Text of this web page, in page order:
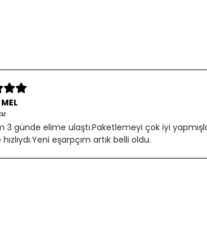
3 günde elime ulaştı.Paketlemeyi çok iyi
eşarpçım artık belli oldu.